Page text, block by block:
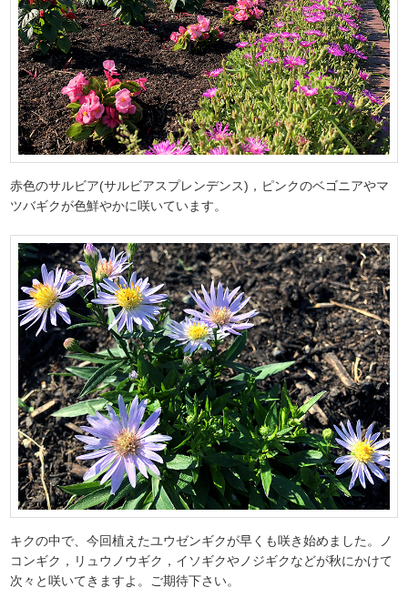
赤色のサルビア(サルビアスプレンデンス)，ピンクのベゴニアやマ
ツバギクが色鮮やかに咲いています。
キクの中で、今回植えたユウゼンギクが早くも咲き始めました。ノ
コンギク，リュウノウギク，イソギクやノジギクなどが秋にかけて
次々と咲いてきますよ。ご期待下さい。